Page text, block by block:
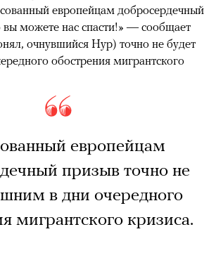
европейцам добросердечный
можете нас спасти!» — сообщает
очнувшийся Нур) точно не будет
обострения мигрантского
европейцам
призыв точно не
в дни очередного
мигрантского кризиса.